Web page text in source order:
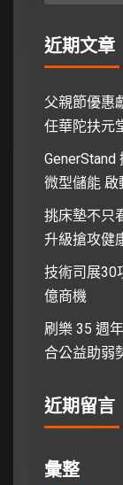
近期文章
父親節優惠
任華陀扶元
微型儲能 啟
挑床墊不只
升級搶攻健
技術司展30
億商機
刷樂 35 週
合公益助弱
近期留言
彙整